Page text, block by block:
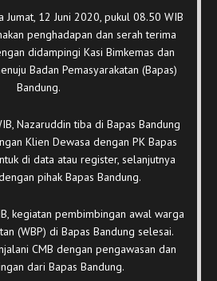
Jumat, 12 Juni 2020, pukul 08.50 WIB
penghadapan dan serah terima
didampingi Kasi Bimkemas dan
Badan Pemasyarakatan (Bapas)
Bandung.
Nazaruddin tiba di Bapas Bandung
Klien Dewasa dengan PK Bapas
di data atau register, selanjutnya
pihak Bapas Bandung.
kegiatan pembimbingan awal warga
(WBP) di Bapas Bandung selesai.
CMB dengan pengawasan dan
dari Bapas Bandung.